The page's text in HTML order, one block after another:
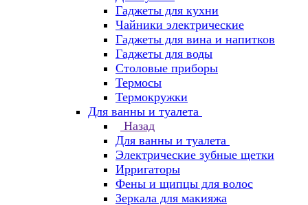
Гаджеты для кухни
Чайники электрические
Гаджеты для вина и напитков
Гаджеты для воды
Столовые приборы
Термосы
Термокружки
Для ванны и туалета
Назад
Для ванны и туалета
Электрические зубные щетки
Ирригаторы
Фены и щипцы для волос
Зеркала для макияжа